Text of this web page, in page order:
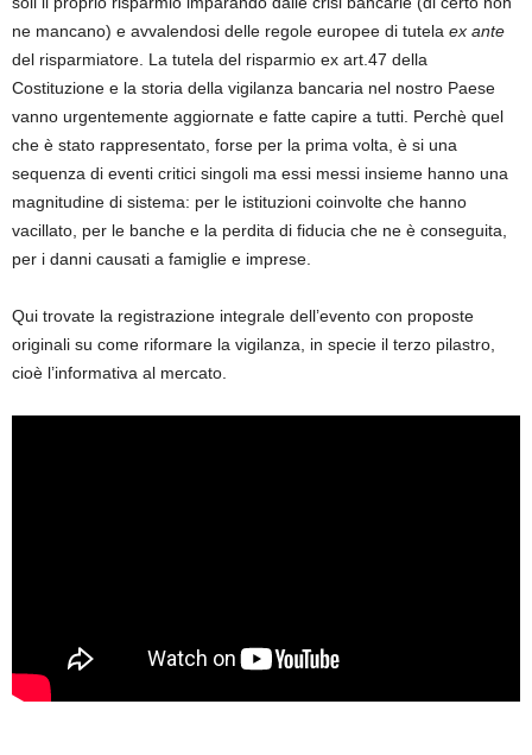
ne mancano) e avvalendosi delle regole europee di tutela ex ante
del risparmiatore. La tutela del risparmio ex art.47 della
Costituzione e la storia della vigilanza bancaria nel nostro Paese
vanno urgentemente aggiornate e fatte capire a tutti. Perchè quel
che è stato rappresentato, forse per la prima volta, è si una
sequenza di eventi critici singoli ma essi messi insieme hanno una
magnitudine di sistema: per le istituzioni coinvolte che hanno
vacillato, per le banche e la perdita di fiducia che ne è conseguita,
per i danni causati a famiglie e imprese.
Qui trovate la registrazione integrale dell’evento con proposte
originali su come riformare la vigilanza, in specie il terzo pilastro,
cioè l’informativa al mercato.